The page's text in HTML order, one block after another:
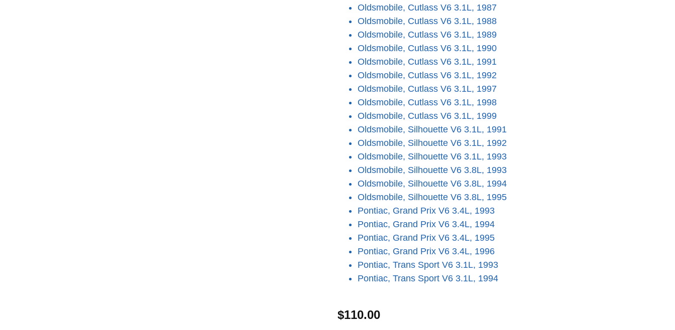
Oldsmobile, Cutlass V6 3.1L, 1987
Oldsmobile, Cutlass V6 3.1L, 1988
Oldsmobile, Cutlass V6 3.1L, 1989
Oldsmobile, Cutlass V6 3.1L, 1990
Oldsmobile, Cutlass V6 3.1L, 1991
Oldsmobile, Cutlass V6 3.1L, 1992
Oldsmobile, Cutlass V6 3.1L, 1997
Oldsmobile, Cutlass V6 3.1L, 1998
Oldsmobile, Cutlass V6 3.1L, 1999
Oldsmobile, Silhouette V6 3.1L, 1991
Oldsmobile, Silhouette V6 3.1L, 1992
Oldsmobile, Silhouette V6 3.1L, 1993
Oldsmobile, Silhouette V6 3.8L, 1993
Oldsmobile, Silhouette V6 3.8L, 1994
Oldsmobile, Silhouette V6 3.8L, 1995
Pontiac, Grand Prix V6 3.4L, 1993
Pontiac, Grand Prix V6 3.4L, 1994
Pontiac, Grand Prix V6 3.4L, 1995
Pontiac, Grand Prix V6 3.4L, 1996
Pontiac, Trans Sport V6 3.1L, 1993
Pontiac, Trans Sport V6 3.1L, 1994
$110.00